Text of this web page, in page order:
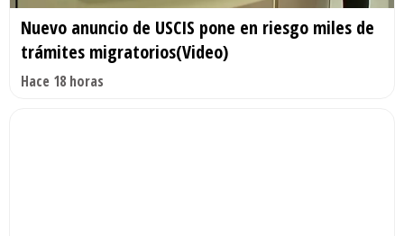
Nuevo anuncio de USCIS pone en riesgo miles de
trámites migratorios(Video)
Hace 18 horas